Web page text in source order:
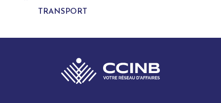
TRANSPORT